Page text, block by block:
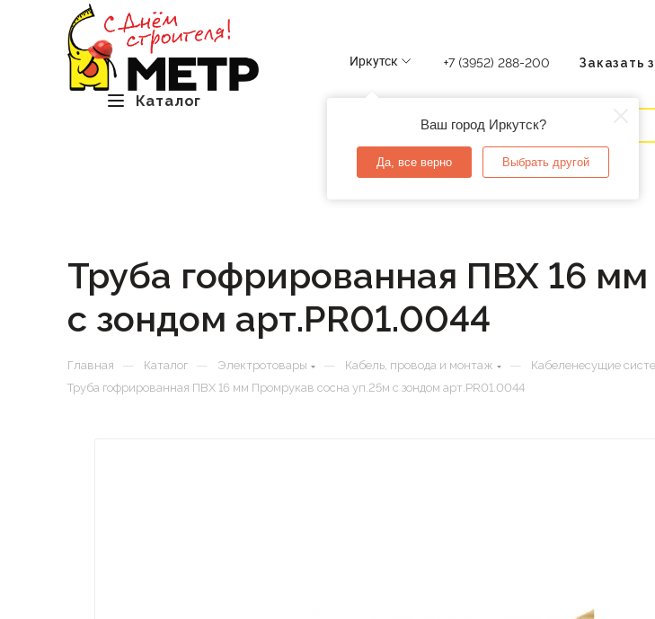
Каталог
Иркутск
Ваш город Иркутск?
Да, все верно Выбрать другой
+7 (3952) 288-200 Заказать
Труба гофрированная ПВХ 16
с зондом арт.PR01.0044
Главная — Каталог — Электротовары — Кабель, провода и монтаж — Кабеленесущие
Труба гофрированная ПВХ 16 мм Промрукав сосна уп.25м с зондом арт.PR01.0044